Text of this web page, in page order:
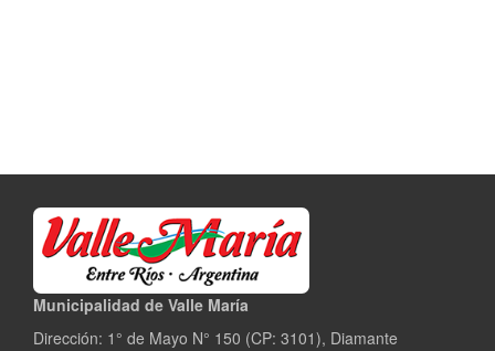
Municipalidad de Valle María
Dirección: 1° de Mayo N° 150 (CP: 3101), Diamante